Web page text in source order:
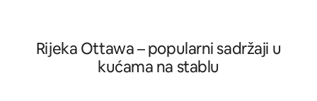
Rijeka Ottawa – popularni sadržaji u
kućama na stablu